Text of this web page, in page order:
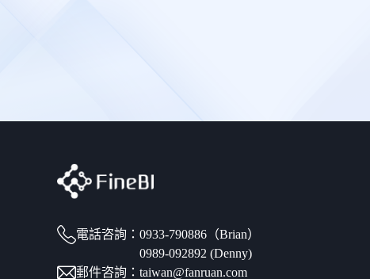
電話咨詢： 0933-790886（Brian）
0989-092892 (Denny)
郵件咨詢：taiwan@fanruan.com